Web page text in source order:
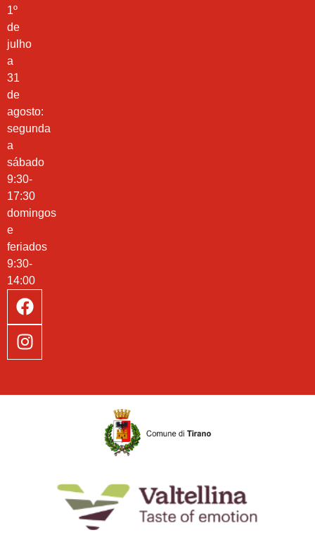
1º
de
julho
a
31
de
agosto:
segunda
a
sábado
9:30-
17:30
domingos
e
feriados
9:30-
14:00